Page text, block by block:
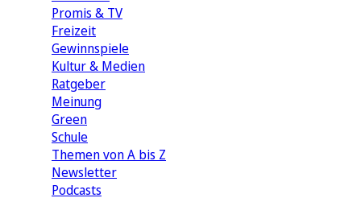
Promis & TV
Freizeit
Gewinnspiele
Kultur & Medien
Ratgeber
Meinung
Green
Schule
Themen von A bis Z
Newsletter
Podcasts